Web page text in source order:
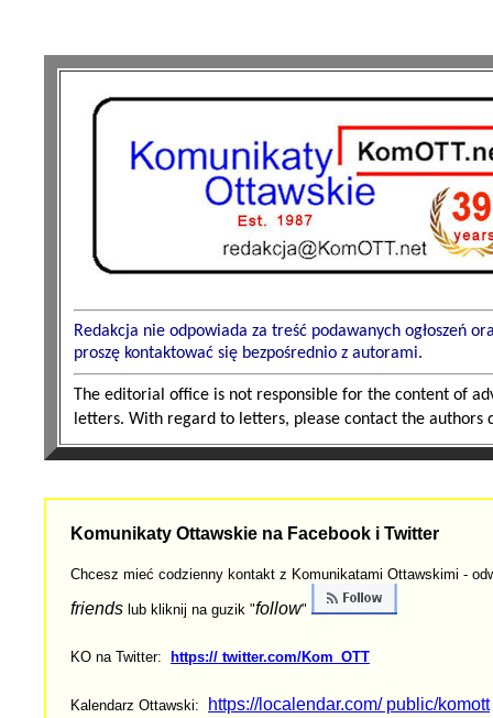
Redakcja nie odpowiada za treść podawanych ogłoszeń
proszę kontaktować się bezpośrednio z autorami.
The editorial office is not responsible for the content of
letters. With regard to letters, please contact the authors
Komunikaty Ottawskie na Facebook i Twitter
Chcesz mieć codzienny kontakt z Komunikatami Ottawskimi -
friends lub kliknij na guzik "follow"
KO na Twitter: https:// twitter.com/Kom_OTT
Kalendarz Ottawski: https://localendar.com/ public/komott